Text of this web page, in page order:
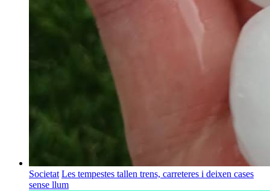
Societat Les tempestes tallen trens, carreteres i deixen cases
sense llum